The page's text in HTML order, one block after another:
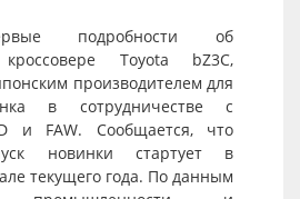
подробности об
кроссовере Toyota bZ3C,
производителем для
в сотрудничестве с
и FAW. Сообщается, что
новинки стартует в
текущего года. По данным